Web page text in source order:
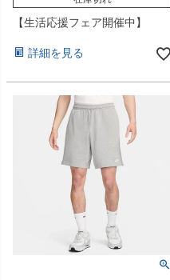
【生活応援フェア開催中】
詳細を見る